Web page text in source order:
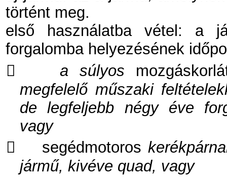
történt meg.
első használatba vétel: a
forgalomba helyezésének

a súlyos
megfelelő műszaki
de legfeljebb négy éve
vagy

segédmotoros
jármű, kivéve quad, vagy